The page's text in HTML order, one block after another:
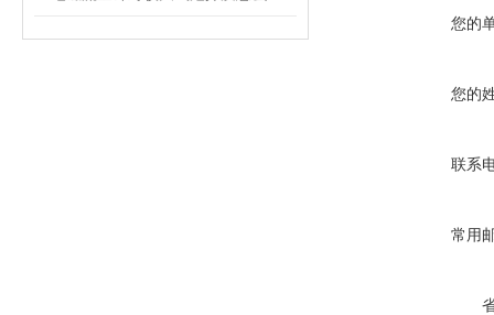
您的
您的
联系
常用